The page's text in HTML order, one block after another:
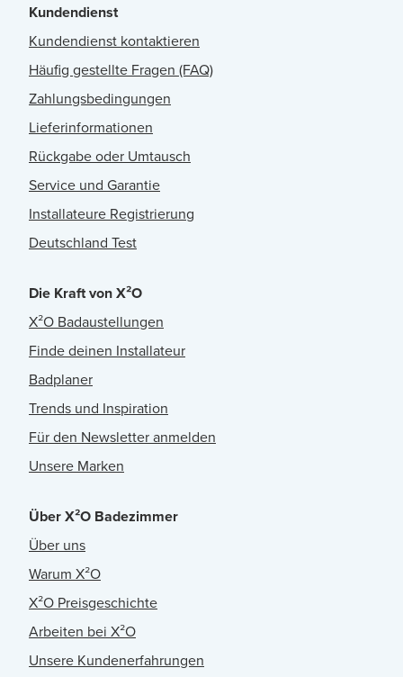
Kundendienst
Kundendienst kontaktieren
Häufig gestellte Fragen (FAQ)
Zahlungsbedingungen
Lieferinformationen
Rückgabe oder Umtausch
Service und Garantie
Installateure Registrierung
Deutschland Test
Die Kraft von X²O
X²O Badaustellungen
Finde deinen Installateur
Badplaner
Trends und Inspiration
Für den Newsletter anmelden
Unsere Marken
Über X²O Badezimmer
Über uns
Warum X²O
X²O Preisgeschichte
Arbeiten bei X²O
Unsere Kundenerfahrungen